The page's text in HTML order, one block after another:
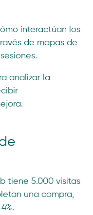
interactúan los
de mapas de
analizar la
tiene 5.000 visitas
una compra,